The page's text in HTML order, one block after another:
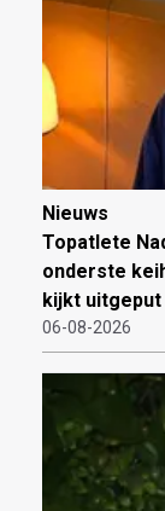
Nieuws
Topatlete
onderste
kijkt
06-08-2026